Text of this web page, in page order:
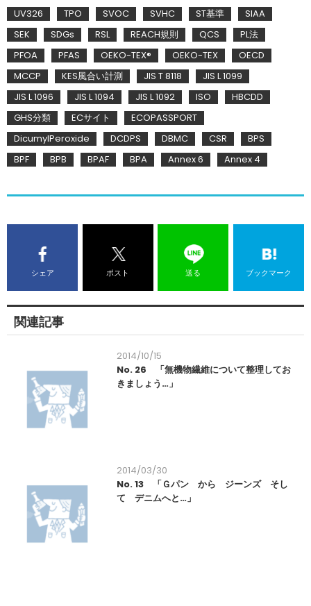
UV326
TPO SVOC SVHC ST基準
SIAA
SEK
SDGs RSL REACH規則 QCS
PL法
PFOA
PFAS OEKO-TEX® OEKO-TEX
OECD
MCCP
KES風合い計測 JIS T 8118
JIS L 1099
JIS L 1096
JIS L 1094 JIS L 1092 ISO
HBCDD
GHS分類
ECサイト
ECOPASSPORT
DicumylPeroxide
DCDPS DBMC CSR
BPS
BPF
BPB BPAF BPA Annex 6 Annex 4
シェア ポスト 送る ブックマーク
関連記事
2014/10/15
No. 26 「無機物繊維について整理してお
きましょう…」
2014/03/30
No. 13 「Ｇパン から ジーンズ そし
て デニムへと…」